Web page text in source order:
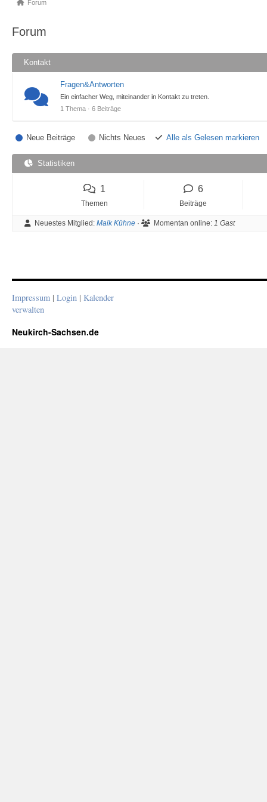
Forum-
-
bist
Forum
Forum
Kontakt
Fragen&Antworten
Ein einfacher Weg, miteinander in Kontakt zu treten.
1 Thema · 6 Beiträge
Neue Beiträge Nichts Neues Alle als Gelesen markieren
Statistiken
1
Themen
6
Beiträge
Neuestes Mitglied: Maik Kühne · Momentan online: 1 Gast
Impressum | Login | Kalender
verwalten
Neukirch-Sachsen.de